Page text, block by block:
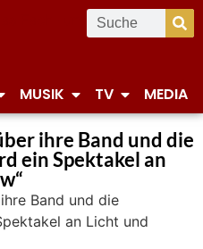
MUSIK TV MEDIA
ihre Band und die
ein Spektakel an